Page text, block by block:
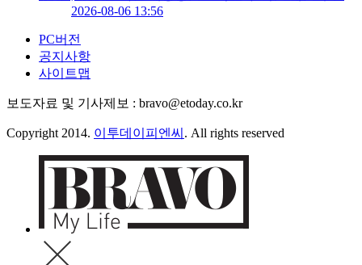
2026-08-06 13:56
PC버전
공지사항
사이트맵
보도자료 및 기사제보 : bravo@etoday.co.kr
Copyright 2014. 이투데이피엔씨 . All rights reserved